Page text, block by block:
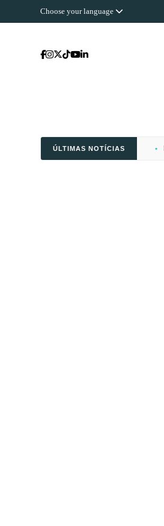
Choose your language
ÚLTIMAS NOTÍCIAS